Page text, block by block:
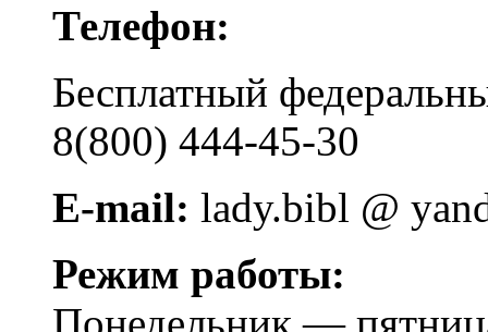
Телефон:
Бесплатный
8(800) 444-45-30
E-mail: lady.bibl @
Режим работы: